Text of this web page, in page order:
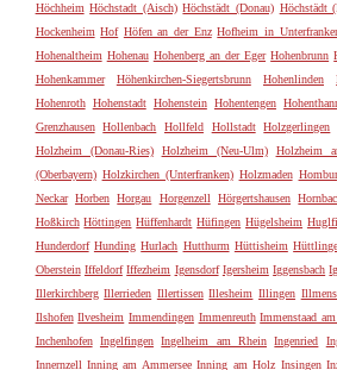
Höchheim Höchstadt (Aisch) Höchstädt (Donau) Höchstädt
Hockenheim Hof Höfen an der Enz Hofheim in
Hohenaltheim Hohenau Hohenberg an der Eger Hohenbrunn
Hohenkammer
Höhenkirchen-Siegertsbrunn Hohenlinden
Hohenroth Hohenstadt Hohenstein Hohentengen
Grenzhausen
Hollenbach Hollfeld Hollstadt Holzgerlingen
Holzheim (Donau-Ries)
Holzheim (Neu-Ulm) Holzheim
(Oberbayern) Holzkirchen (Unterfranken) Holzmaden
Neckar Horben Horgau Horgenzell Hörgertshausen
Hoßkirch Höttingen Hüffenhardt Hüfingen Hügelsheim
Hunderdorf Hunding Hurlach Hutthurm Hüttisheim
Oberstein Iffeldorf Iffezheim Igensdorf Igersheim Iggensbach
Illerkirchberg Illerrieden Illertissen Illesheim Illingen
Ilshofen Ilvesheim Immendingen Immenreuth Immenstaad
Inchenhofen Ingelfingen Ingelheim am Rhein Ingenried
Innernzell Inning am Ammersee Inning am Holz Insingen